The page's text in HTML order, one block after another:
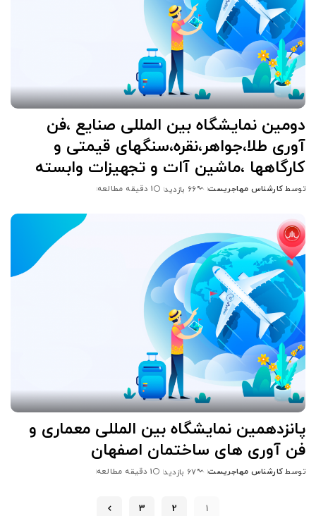
دومین نمایشگاه بین المللی صنایع ،فن
آوری طلا،جواهر،نقره،سنگهای قیمتی و
کارگاهها ،ماشین آات و تجهیزات وابسته
ارسال
توسط
توسط کارشناس مهاجریست 66 بازدید 1 دقیقه مطالعه
پانزدهمین نمایشگاه بین المللی معماری و
فن آوری های ساختمان اصفهان
ارسال
توسط کارشناس مهاجریست 67 بازدید 1 دقیقه مطالعه
1
2
3